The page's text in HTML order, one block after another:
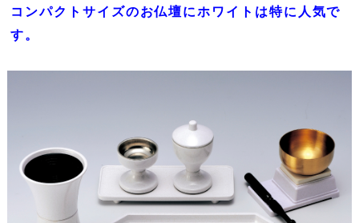
コンパクトサイズのお仏壇にホワイトは特に人気で
す。